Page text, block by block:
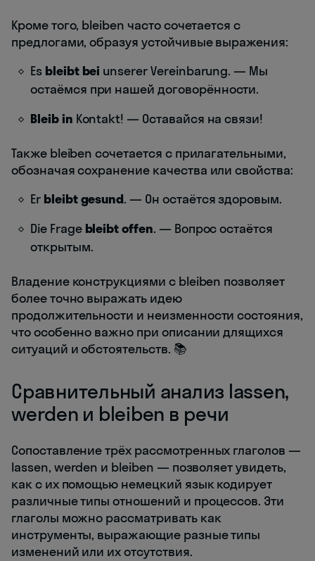
Кроме того, bleiben часто сочетается с
предлогами, образуя устойчивые выражения:
Es bleibt bei unserer Vereinbarung. — Мы
остаёмся при нашей договорённости.
Bleibin Kontakt! — Оставайся на связи!
Также bleiben сочетается с прилагательными,
обозначая сохранение качества или свойства:
Er bleibtgesund. — Он остаётся здоровым.
Die Frage bleibtoffen. — Вопрос остаётся
открытым.
Владение конструкциями с bleiben позволяет
более точно выражать идею
продолжительности и неизменности состояния,
что особенно важно при описании длящихся
ситуаций и обстоятельств. 📚
Сравнительный анализ lassen,
werden и bleiben в речи
Сопоставление трёх рассмотренных глаголов —
lassen, werden и bleiben — позволяет увидеть,
как с их помощью немецкий язык кодирует
различные типы отношений и процессов. Эти
глаголы можно рассматривать как
инструменты, выражающие разные типы
изменений или их отсутствия.